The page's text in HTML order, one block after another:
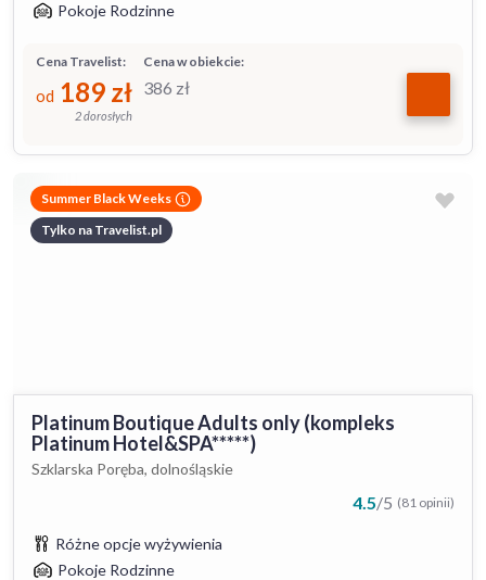
Pokoje Rodzinne
Cena w obiekcie:
386 zł
Cena Travelist:
od 189 zł
2 dorosłych
Summer Black Weeks
Tylko na Travelist.pl
Platinum Boutique Adults only (kompleks
Platinum Hotel&SPA*****)
Szklarska Poręba, dolnośląskie
4.5/5 (81 opinii)
Różne opcje wyżywienia
Pokoje Rodzinne